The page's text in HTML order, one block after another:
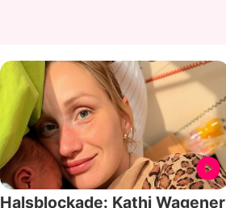
Halsblockade: Kathi Wagener